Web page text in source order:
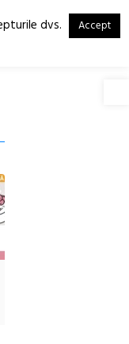
dvs. Accept